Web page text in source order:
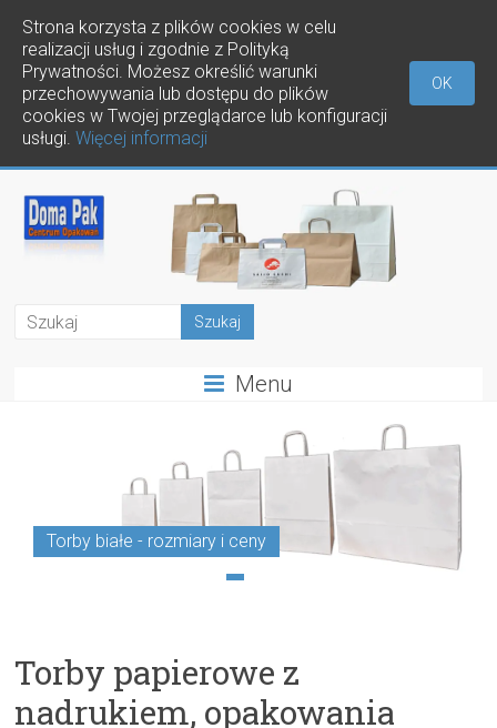
Menu
Torby białe - rozmiary i ceny
2
Torby papierowe z
nadrukiem, opakowania
Strona korzysta z plików cookies w celu
realizacji usług i zgodnie z Polityką
Prywatności. Możesz określić warunki
przechowywania lub dostępu do plików
cookies w Twojej przeglądarce lub konfiguracji
usługi. Więcej informacji
OK